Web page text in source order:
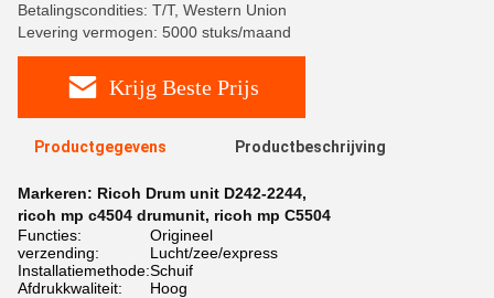
Betalingscondities: T/T, Western Union
Levering vermogen: 5000 stuks/maand
Krijg Beste Prijs
Productgegevens Productbeschrijving
Markeren: Ricoh Drum unit D242-2244,
ricoh mp c4504 drumunit, ricoh mp C5504
Functies:
Origineel
verzending:
Lucht/zee/express
Installatiemethode:Schuif
Afdrukkwaliteit:
Hoog